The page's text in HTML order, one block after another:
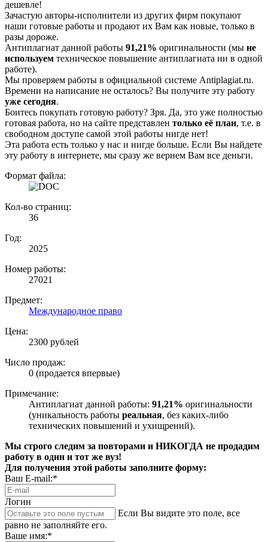
дешевле!
Зачастую авторы-исполнители из других фирм покупают
наши готовые работы и продают их Вам как новые, только в
разы дороже.
Антиплагиат данной работы 91,21% оригинальности (мы не
используем техническое повышение антиплагиата ни в одной
работе).
Мы проверяем работы в официальной системе Аntiplagiat.ru.
Времени на написание не осталось? Вы получите эту работу
уже сегодня.
Боитесь покупать готовую работу? Зря. Да, это уже полностью
готовая работа, но на сайте представлен только её план, т.е. в
свободном доступе самой этой работы нигде нет!
Эта работа есть только у нас и нигде больше. Если Вы найдете
эту работу в интернете, мы сразу же вернем Вам все деньги.
Формат файла:
Кол-во страниц:
36
Год:
2025
Номер работы:
27021
Предмет:
Международное право
Цена:
2300 рублей
Число продаж:
0 (продается впервые)
Примечание:
Антиплагиат данной работы: 91,21% оригинальности
(уникальность работы реальная, без каких-либо
технических повышений и ухищрений).
Мы строго следим за повторами и НИКОГДА не продадим
работу в один и тот же вуз!
Для получения этой работы заполните форму:
Ваш E-mail:*
Логин
Если Вы видите это поле, все
равно не заполняйте его.
Ваше имя:*